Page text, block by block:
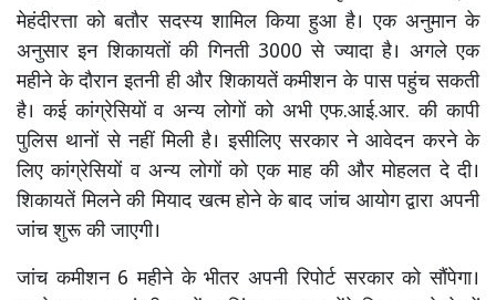
मेहंदीरत्ता को बतौर सदस्य शामिल किया हुआ है। एक अनुमान के
अनुसार इन शिकायतों की गिनती 3000 से ज्यादा है। अगले एक
महीने के दौरान इतनी ही और शिकायतें कमीशन के पास पहुंच सकती
है। कई कांग्रेसियों व अन्य लोगों को अभी एफ.आई.आर. की कापी
पुलिस थानों से नहीं मिली है। इसीलिए सरकार ने आवेदन करने के
लिए कांग्रेसियों व अन्य लोगों को एक माह की और मोहलत दे दी।
शिकायतें मिलने की मियाद खत्म होने के बाद जांच आयोग द्वारा अपनी
जांच शुरू की जाएगी।
जांच कमीशन 6 महीने के भीतर अपनी रिपोर्ट सरकार को सौंपेगा।